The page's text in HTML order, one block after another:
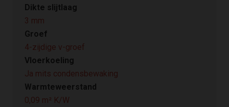
Dikte slijtlaag
3 mm
Groef
4-zijdige v-groef
Vloerkoeling
Ja mits condensbewaking
Warmteweerstand
0,09 m² K/W